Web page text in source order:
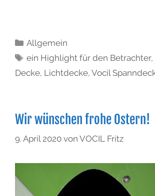
Allgemein
ein Highlight für den Betrachter,
Decke, Lichtdecke, Vocil
Wir wünschen frohe Ostern!
9. April 2020 von VOCIL Fritz